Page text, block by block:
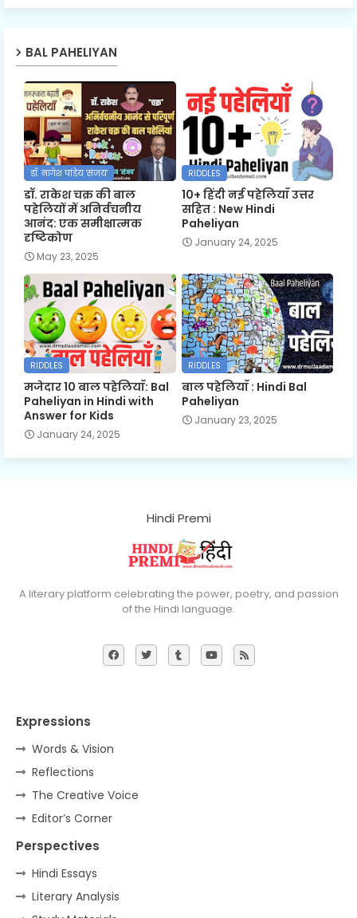
BAL PAHELIYAN
डॉ. नागेश पांडेय 'संजय'
डॉ. राकेश चक्र की बाल
पहेलियों में अनिर्वचनीय
आनंद: एक समीक्षात्मक
दृष्टिकोण
May 23, 2025
RIDDLES
10+ हिंदी नई पहेलियाँ उत्तर
सहित : New Hindi
Paheliyan
January 24, 2025
RIDDLES
मजेदार 10 बाल पहेलियाँ: Bal
Paheliyan in Hindi with
Answer for Kids
January 24, 2025
RIDDLES
बाल पहेलियाँ : Hindi Bal
Paheliyan
January 23, 2025
Hindi Premi
A literary platform celebrating the power, poetry, and passion
of the Hindi language.
Expressions
Words & Vision
Reflections
The Creative Voice
Editor’s Corner
Perspectives
Hindi Essays
Literary Analysis